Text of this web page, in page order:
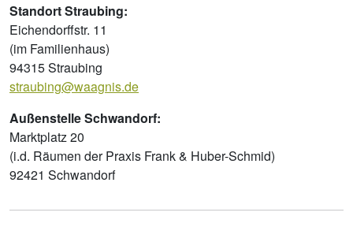
Standort Straubing:
Eichendorffstr. 11
(im Familienhaus)
94315 Straubing
straubing@waagnis.de
Außenstelle Schwandorf:
Marktplatz 20
(i.d. Räumen der Praxis Frank & Huber-Schmid)
92421 Schwandorf